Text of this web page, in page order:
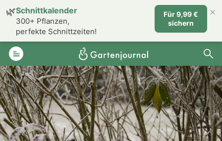
🌿Schnittkalender
300+ Pflanzen,
perfekte Schnittzeiten!
Für 9,99 €
sichern
×